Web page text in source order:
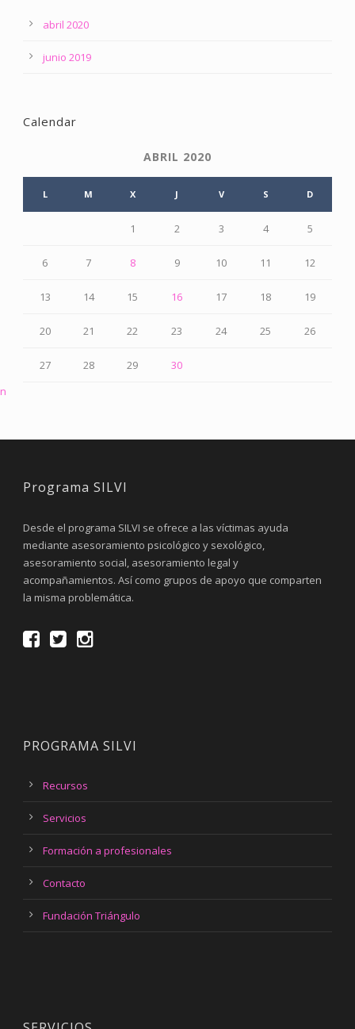
abril 2020
junio 2019
Calendar
ABRIL 2020
L M X J V S D
1 2 3 4 5
6 7 8 9 10 11 12
13 14 15 16 17 18 19
20 21 22 23 24 25 26
27 28 29
30
Programa SILVI
Desde el programa SILVI se ofrece a las víctimas ayuda
mediante asesoramiento psicológico y sexológico,
asesoramiento social, asesoramiento legal y
acompañamientos. Así como grupos de apoyo que comparten
la misma problemática.
PROGRAMA SILVI
Recursos
Servicios
Formación a profesionales
Contacto
Fundación Triángulo